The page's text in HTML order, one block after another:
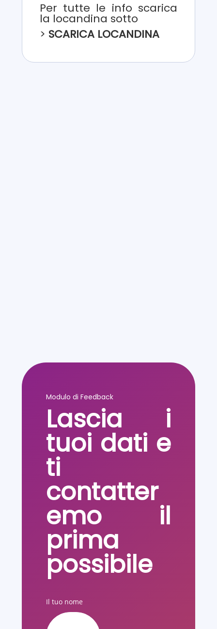
Per tutte le info scarica
la locandina sotto
> SCARICA LOCANDINA
Modulo di Feedback
Lascia i
tuoi dati e
ti
contatter
emo il
prima
possibile
Il tuo nome